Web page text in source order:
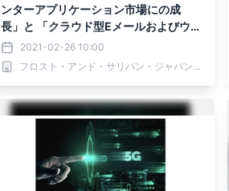
ンターアプリケーション市場にの成
長」と 「クラウド型Eメールおよびウェ
ブセキュリティソリューション」 につ
いての分析を発表
2021-02-26 10:00
フロスト・アンド・サリバン・ジャパン 株式会社